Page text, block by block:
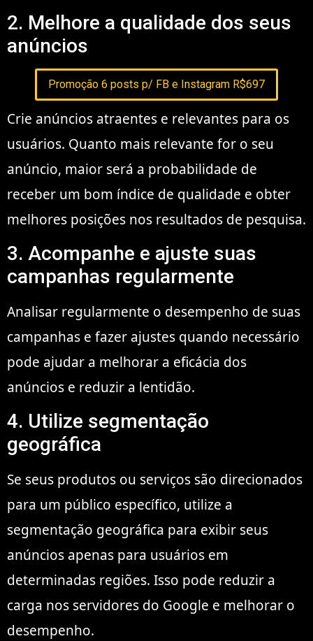
2. Melhore a qualidade dos seus
anúncios
Promoção 6 posts p/ FB e Instagram R$697
Crie anúncios atraentes e relevantes para os
usuários. Quanto mais relevante for o seu
anúncio, maior será a probabilidade de
receber um bom índice de qualidade e obter
melhores posições nos resultados de pesquisa.
3. Acompanhe e ajuste suas
campanhas regularmente
Analisar regularmente o desempenho de suas
campanhas e fazer ajustes quando necessário
pode ajudar a melhorar a eficácia dos
anúncios e reduzir a lentidão.
4. Utilize segmentação
geográfica
Se seus produtos ou serviços são direcionados
para um público específico, utilize a
segmentação geográfica para exibir seus
anúncios apenas para usuários em
determinadas regiões. Isso pode reduzir a
carga nos servidores do Google e melhorar o
desempenho.